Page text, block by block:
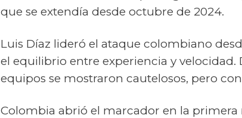
que se extendía desde octubre de 2024.
Luis Díaz lideró el ataque colombiano
el equilibrio entre experiencia y
equipos se mostraron cautelosos, pero
Colombia abrió el marcador en la